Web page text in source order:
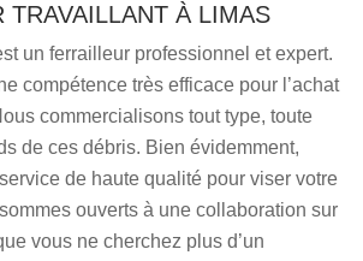
TRAVAILLANT À LIMAS
un ferrailleur professionnel et expert.
compétence très efficace pour l’achat
commercialisons tout type, toute
de ces débris. Bien évidemment,
de haute qualité pour viser votre
ouverts à une collaboration sur
vous ne cherchez plus d’un